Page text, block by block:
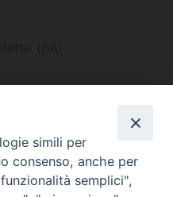
(BA)
simili per
consenso, anche per
semplici",